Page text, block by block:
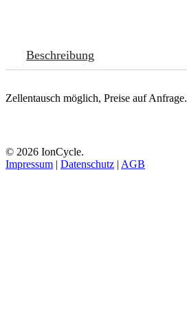
Beschreibung
Zellentausch möglich, Preise auf Anfrage.
© 2026 IonCycle.
Impressum | Datenschutz | AGB